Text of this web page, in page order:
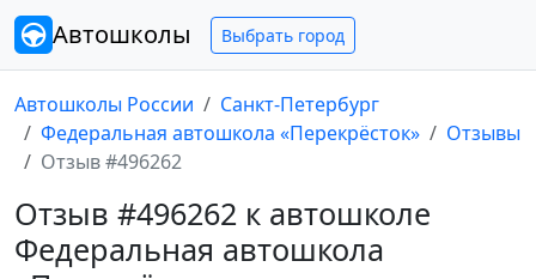
Автошколы Выбрать город
Автошколы России
Санкт-Петербург
Федеральная автошкола «Перекрёсток»
Отзывы
Отзыв #496262
Отзыв #496262 к автошколе
Федеральная автошкола